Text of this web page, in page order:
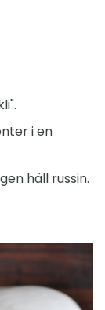
i en
häll russin.